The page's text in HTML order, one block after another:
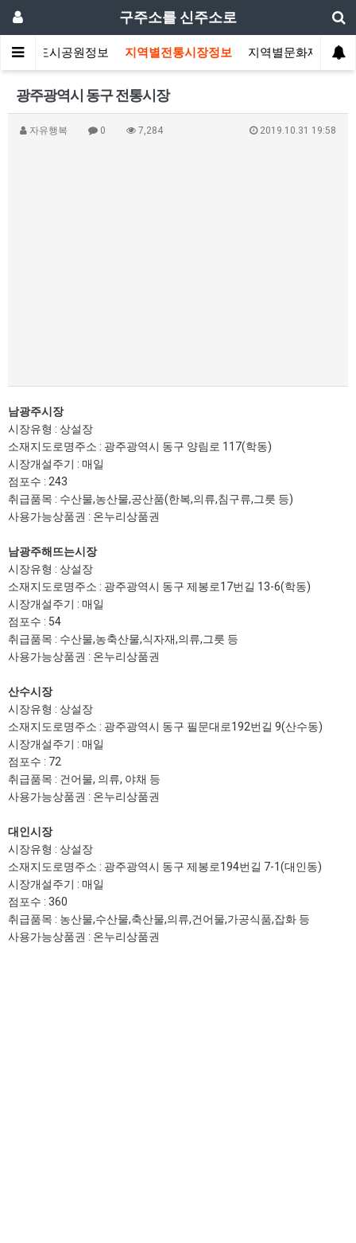
구주소를 신주소로
지역별도시공원정보 지역별전통시장정보 지역별문화재정보
광주광역시 동구 전통시장
자유행복 0 7,284 2019.10.31 19:58
남광주시장
시장유형 : 상설장
소재지도로명주소 : 광주광역시 동구 양림로 117(학동)
시장개설주기 : 매일
점포수 : 243
취급품목 : 수산물,농산물,공산품(한복,의류,침구류,그릇 등)
사용가능상품권 : 온누리상품권
남광주해뜨는시장
시장유형 : 상설장
소재지도로명주소 : 광주광역시 동구 제봉로17번길 13-6(학동)
시장개설주기 : 매일
점포수 : 54
취급품목 : 수산물,농축산물,식자재,의류,그릇 등
사용가능상품권 : 온누리상품권
산수시장
시장유형 : 상설장
소재지도로명주소 : 광주광역시 동구 필문대로192번길 9(산수동)
시장개설주기 : 매일
점포수 : 72
취급품목 : 건어물, 의류, 야채 등
사용가능상품권 : 온누리상품권
대인시장
시장유형 : 상설장
소재지도로명주소 : 광주광역시 동구 제봉로194번길 7-1(대인동)
시장개설주기 : 매일
점포수 : 360
취급품목 : 농산물,수산물,축산물,의류,건어물,가공식품,잡화 등
사용가능상품권 : 온누리상품권